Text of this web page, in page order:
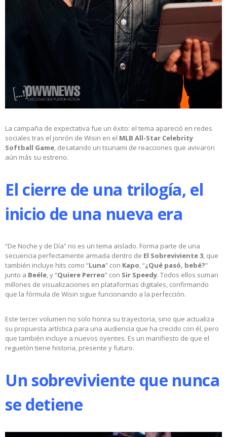
La campaña de expectativa fue un éxito: el tema apareció en redes
sociales tras el jonrón de Wisin en el MLB All-Star Celebrity
Softball Game, desatando un tsunami de reacciones que avivaron
aún más su estreno.
El cierre de una trilogía, el
inicio de una nueva era
“De Noche y de Día” no es un tema aislado. Forma parte de una
secuencia perfectamente armada dentro de El Sobreviviente 3, que
también incluye hits como “Luna” con Kapo, “¿Qué pasó, bebé?”
junto a Beéle, y “Quiere Perreo” con Sir Speedy. Todos ellos suman
millones de visualizaciones en plataformas digitales, confirmando
que la fórmula de Wisin sigue funcionando a la perfección.
Este tercer volumen no solo honra su trayectoria, sino que actualiza
su propuesta artística para una audiencia que ha crecido con él, pero
que también incluye a nuevos oyentes. Es un manifiesto de que el
reguetón tiene historia, presente y futuro.
Un sobreviviente que nunca
se detiene